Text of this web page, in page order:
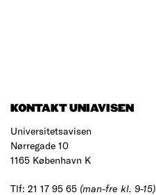
KONTAKT UNIAVISEN
Universitetsavisen
Nørregade 10
1165 København K
Tlf: 21 17 95 65 (man-fre kl. 9-15)